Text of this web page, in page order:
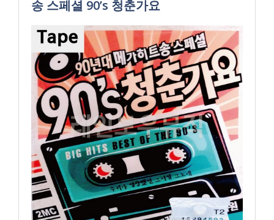
송 스페셜 90’s 청춘가요